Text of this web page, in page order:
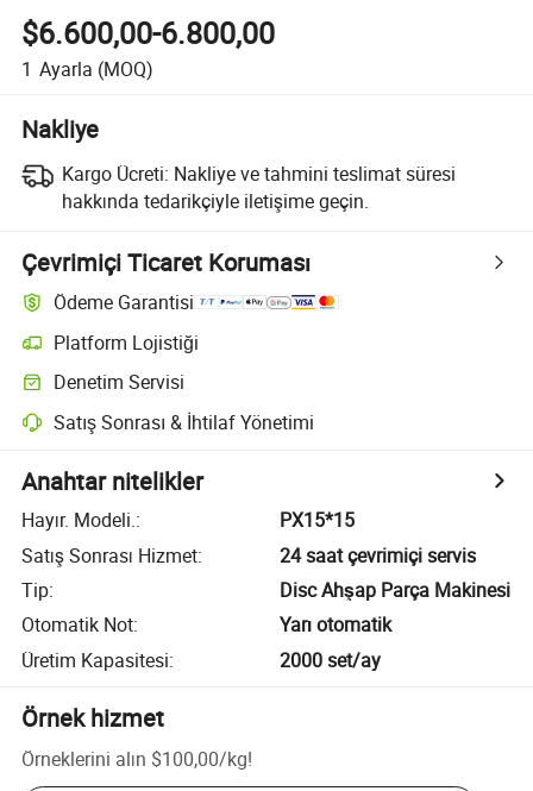
$6.600,00-6.800,00
1 Ayarla (MOQ)
Nakliye
Kargo Ücreti: Nakliye ve tahmini teslimat süresi
hakkında tedarikçiyle iletişime geçin.
Çevrimiçi Ticaret Koruması
Ödeme Garantisi
Platform Lojistiği
Denetim Servisi
Satış Sonrası & İhtilaf Yönetimi
Anahtar nitelikler
Hayır. Modeli.:
PX15*15
Satış Sonrası Hizmet:
24 saat çevrimiçi servis
Tip:
Disc Ahşap Parça Makinesi
Otomatik Not:
Yarı otomatik
Üretim Kapasitesi: 2000 set/ay
Örnek hizmet
Örneklerini alın $100,00/kg!